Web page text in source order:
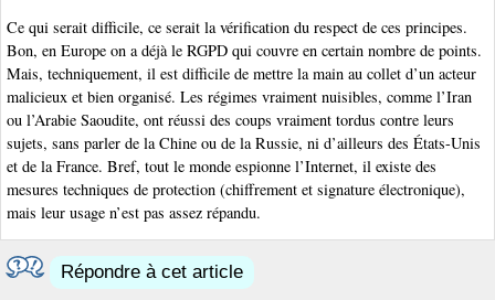
Ce qui serait difficile, ce serait la vérification du respect de ces principes.
Bon, en Europe on a déjà le RGPD qui couvre en certain nombre de points.
Mais, techniquement, il est difficile de mettre la main au collet d’un acteur
malicieux et bien organisé. Les régimes vraiment nuisibles, comme l’Iran
ou l’Arabie Saoudite, ont réussi des coups vraiment tordus contre leurs
sujets, sans parler de la Chine ou de la Russie, ni d’ailleurs des États-Unis
et de la France. Bref, tout le monde espionne l’Internet, il existe des
mesures techniques de protection (chiffrement et signature électronique),
mais leur usage n’est pas assez répandu.
Répondre à cet article